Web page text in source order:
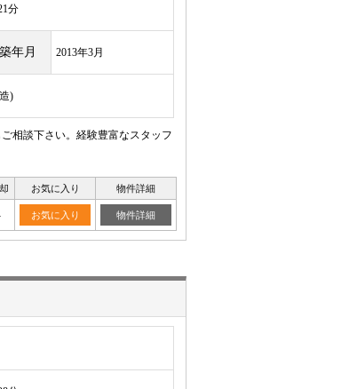
分
築年月 2013年3月
)
相談下さい。経験豊富なスタッフ
お気に入り 物件詳細
お気に入り 物件詳細